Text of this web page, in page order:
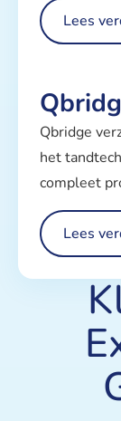
Lees
Qbridge
het
compleet
Lees